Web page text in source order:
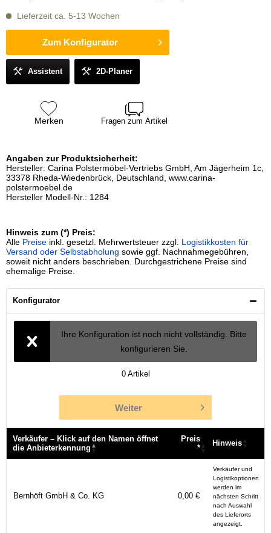
Lieferzeit ca. 5-13 Wochen
Zum Konfigurator
Assistent 2D-Planer
Merken Fragen zum Artikel
Angaben zur Produktsicherheit:
Hersteller: Carina Polstermöbel-Vertriebs GmbH, Am Jägerheim 1c,
33378 Rheda-Wiedenbrück, Deutschland, www.carina-
polstermoebel.de
Hersteller Modell-Nr.: 1284
Hinweis zum (*) Preis:
Alle Preise inkl. gesetzl. Mehrwertsteuer zzgl. Logistikkosten für
Versand oder Selbstabholung sowie ggf. Nachnahmegebühren,
soweit nicht anders beschrieben. Durchgestrichene Preise sind
ehemalige Preise.
Konfigurator
Ihre Konfiguration ist noch nicht vollständig. Bitte
konfigurieren Sie.
0 Artikel
Weiter
Verkäufer – Klick auf den Namen öffnet
die Anbieterkennung
Preis
*
Hinweis
Bernhöft GmbH & Co. KG 0,00 €
Verkäufer und
Logistikoptionen
werden im
nächsten Schritt
nach Auswahl
des Lieferorts
angezeigt.